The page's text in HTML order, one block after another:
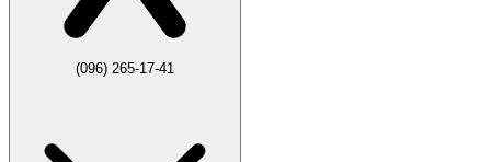
(096) 265-17-41